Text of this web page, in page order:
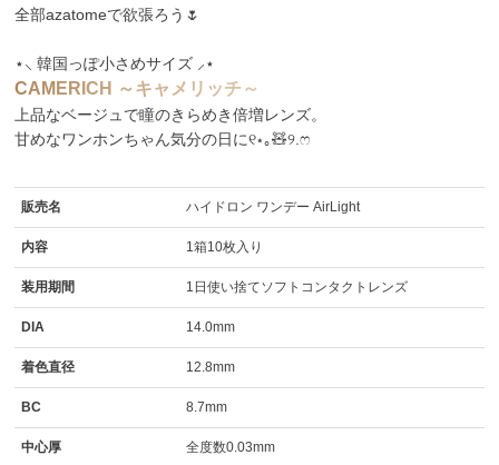
全部azatomeで欲張ろう🌷
⋆⸜ 韓国っぽ小さめサイズ ⸝⋆
CA M E R C H ～ キャ メ リ ッチ～
上品なベージュで瞳のきらめき倍増レンズ。
甘めなワンホンちゃん気分の日に୧⋆｡🧸୨.ෆ
販売名 ハイドロン ワンデー AirLight
内容 1箱10枚入り
装用期間 1日使い捨てソフトコンタクトレンズ
DIA 14.0mm
着色直径 12.8mm
BC 8.7mm
中心厚 全度数0.03mm